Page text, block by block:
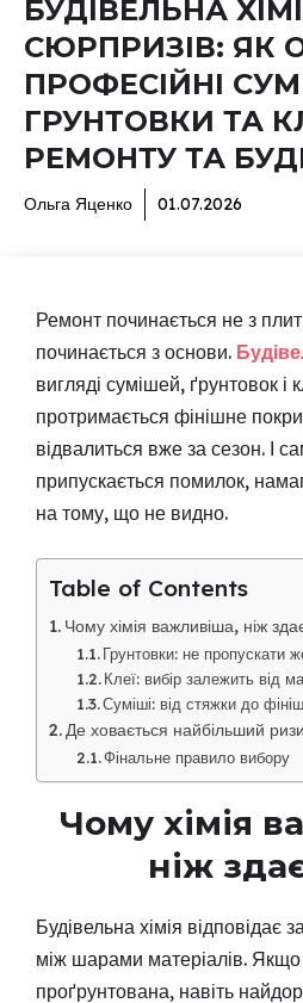
БУДІВЕЛЬНА
СЮРПРИЗІВ: ЯК
ПРОФЕСІЙНІ
ГРУНТОВКИ ТА
РЕМОНТУ ТА
Ольга Яценко 01.07.2026
Ремонт починається не з
починається з основи.
вигляді сумішей, ґрунтовок і
протримається фінішне
відвалиться вже за сезон. І
припускається помилок,
на тому, що не видно.
Table of Contents
Чому хімія важливіша, ніж
Грунтовки: не пропускати
Клеї: вибір залежить від
Суміші: від стяжки до
Де ховається найбільший
Фінальне правило вибору
Чому хімія
ніж
Будівельна хімія відповідає
між шарами матеріалів.
проґрунтована, навіть